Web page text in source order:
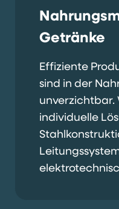
Getränke
Effiziente
sind in der
unverzichtbar.
individuelle